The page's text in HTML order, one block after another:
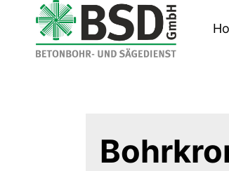
springen